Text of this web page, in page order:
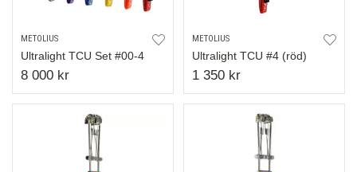
METOLIUS
Ultralight TCU Set #00-4
8 000 kr
METOLIUS
Ultralight TCU #4 (röd)
1 350 kr